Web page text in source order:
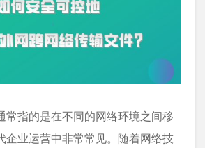
常指的是在不同的网络环境之间移
企业运营中非常常见。随着网络技